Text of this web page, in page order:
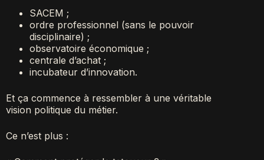
SACEM ;
ordre professionnel (sans le pouvoir
disciplinaire) ;
observatoire économique ;
centrale d’achat ;
incubateur d’innovation.
Et ça commence à ressembler à une véritable
vision politique du métier.
Ce n’est plus :